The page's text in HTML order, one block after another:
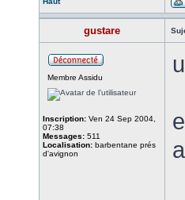
gustare
Membre Assidu
Inscription: Ven 24 Sep 2004,
07:38
Messages: 511
Localisation: barbentane prés
d'avignon